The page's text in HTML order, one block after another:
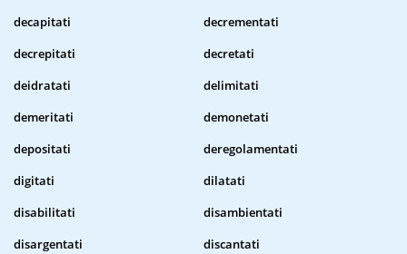
decapitati
decrementati
decrepitati
decretati
deidratati
delimitati
demeritati
demonetati
depositati
deregolamentati
digitati
dilatati
disabilitati
disambientati
disargentati
discantati